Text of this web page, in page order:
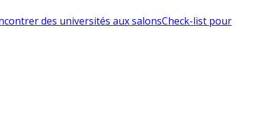
des universités aux salonsCheck-list pour